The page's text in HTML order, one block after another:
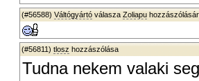
(#56588) Váltógyártó válasza Zoliapu
(#56811) tlosz hozzászólása
Tudna nekem valaki